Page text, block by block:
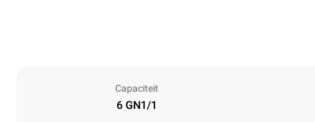
Capaciteit
6 GN1/1